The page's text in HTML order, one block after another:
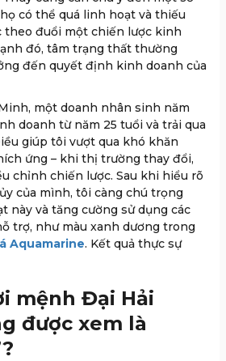
có thể quá linh hoạt và thiếu
đuổi một chiến lược kinh
đó, tâm trạng thất thường
đến quyết định kinh doanh của
một doanh nhân sinh năm
doanh từ năm 25 tuổi và trải qua
giúp tôi vượt qua khó khăn
ứng – khi thị trường thay đổi,
chỉnh chiến lược. Sau khi hiểu rõ
của mình, tôi càng chú trọng
này và tăng cường sử dụng các
trợ, như màu xanh dương trong
Aquamarine. Kết quả thực sự
mệnh Đại Hải
được xem là